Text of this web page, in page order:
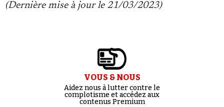
(Dernière mise à jour le 21/03/2023)
VOUS & NOUS
Aidez nous à lutter contre le
complotisme et accédez aux
contenus Premium